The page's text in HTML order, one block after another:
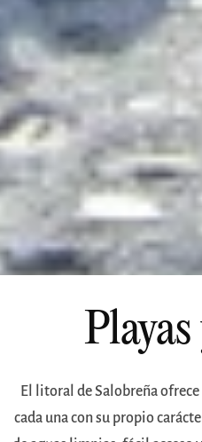
El litoral de Salobreña
cada una con su propio